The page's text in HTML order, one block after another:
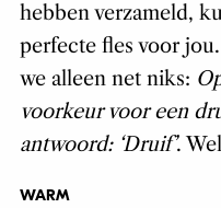
hebben verzameld,
perfecte fles voor
we alleen net niks:
voorkeur voor een
antwoord: ‘Druif’.
WARM